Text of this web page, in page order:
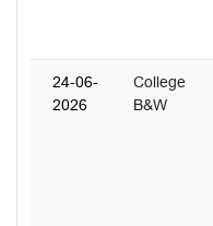
24-06-
2026
College
B&W